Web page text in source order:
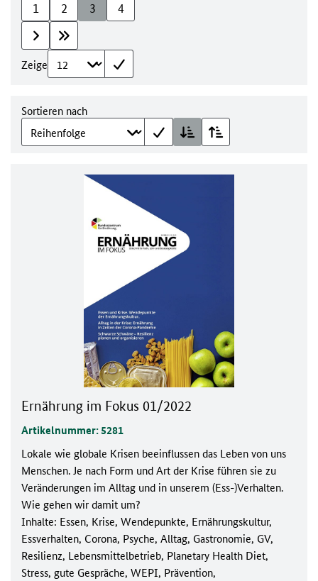
1 2 3 4
Zeige
Sortieren nach
Ernährung im Fokus 01/2022
Artikelnummer: 5281
Lokale wie globale Krisen beeinflussen das Leben von uns
Menschen. Je nach Form und Art der Krise führen sie zu
Veränderungen im Alltag und in unserem (Ess-)Verhalten.
Wie gehen wir damit um?
Inhalte: Essen, Krise, Wendepunkte, Ernährungskultur,
Essverhalten, Corona, Psyche, Alltag, Gastronomie, GV,
Resilienz, Lebensmittelbetrieb, Planetary Health Diet,
Stress, gute Gespräche, WEPI, Prävention,